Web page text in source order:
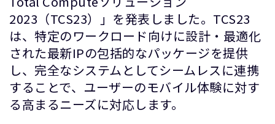
2023（TCS23）」を発表しました。TCS23
は、特定のワークロード向けに設計・最適化
された最新IPの包括的なパッケージを提供
し、完全なシステムとしてシームレスに連携
することで、ユーザーのモバイル体験に対す
る高まるニーズに対応します。